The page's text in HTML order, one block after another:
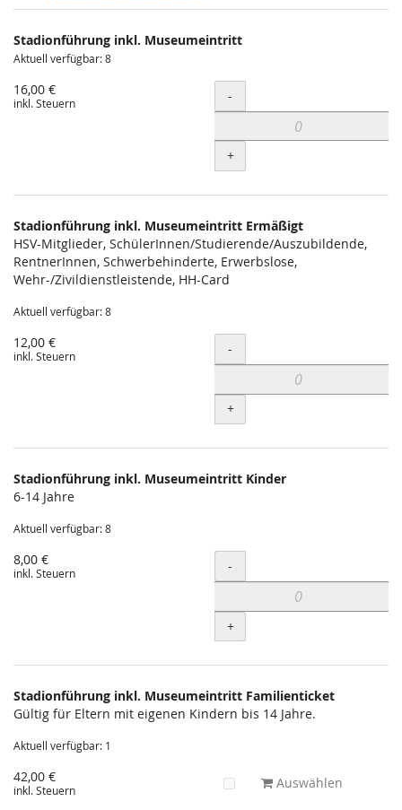
Produkte
Unkategorisierte
Produkte
Stadionführung inkl. Museumeintritt
Aktuell verfügbar: 8
16,00 €
inkl. Steuern Menge
-
+
Stadionführung inkl. Museumeintritt Ermäßigt
HSV-Mitglieder, SchülerInnen/Studierende/Auszubildende,
RentnerInnen, Schwerbehinderte, Erwerbslose,
Wehr-/Zivildienstleistende, HH-Card
Aktuell verfügbar: 8
12,00 €
inkl. Steuern Menge
-
+
Stadionführung inkl. Museumeintritt Kinder
6-14 Jahre
Aktuell verfügbar: 8
8,00 €
inkl. Steuern Menge
-
+
Stadionführung inkl. Museumeintritt Familienticket
Gültig für Eltern mit eigenen Kindern bis 14 Jahre.
Aktuell verfügbar: 1
42,00 €
inkl. Steuern Auswählen